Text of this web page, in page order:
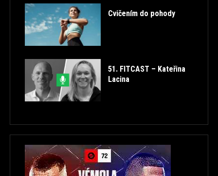
Cvičením do pohody
51. FITCAST – Kateřina
Lacina